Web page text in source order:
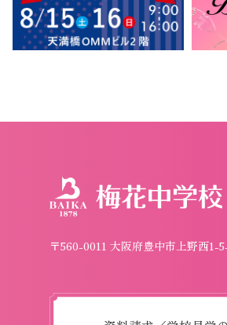
〒560-0011 大阪府豊中市上野西1-